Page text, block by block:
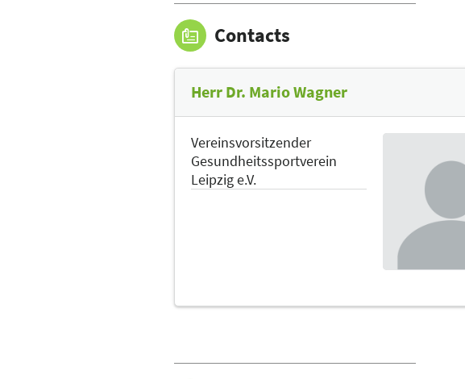
Contacts
Herr Dr. Mario Wagner
Vereinsvorsitzender
Gesundheitssportverein
Leipzig e.V.